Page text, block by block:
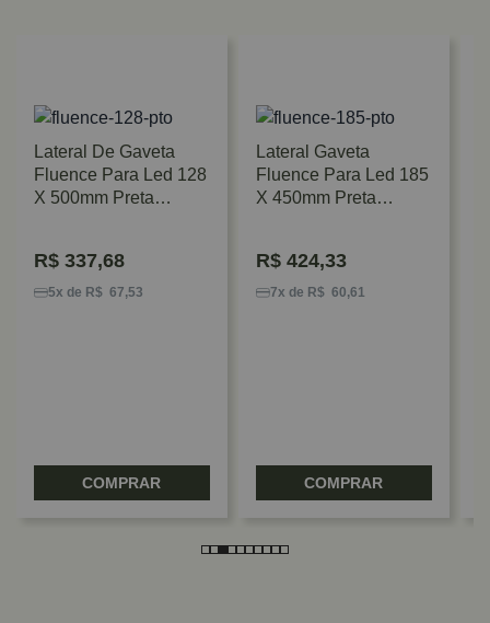
Lateral De Gaveta
Fluence Para Led 128
X 500mm Preta
R$ 337,68
5x de R$ 67,53
COMPRAR
Lateral Gaveta
Fluence Para Led 185
X 450mm Preta
R$ 424,33
7x de R$ 60,61
COMPRAR